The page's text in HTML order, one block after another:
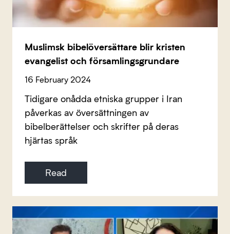
Muslimsk bibelöversättare blir kristen
evangelist och församlingsgrundare
16 February 2024
Tidigare onådda etniska grupper i Iran
påverkas av översättningen av
bibelberättelser och skrifter på deras
hjärtas språk
Read